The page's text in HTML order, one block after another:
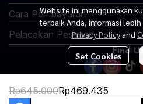
Rp645.000Rp469.435
Website ini menggunakan
terbaik Anda, informasi
Privacy Policy and
Set Cookies
Cara Pembayaran
Pelacakan Pesanan
Find Us